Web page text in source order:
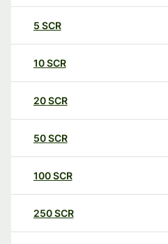
5 SCR
10SCR
20SCR
50SCR
100SCR
250SCR